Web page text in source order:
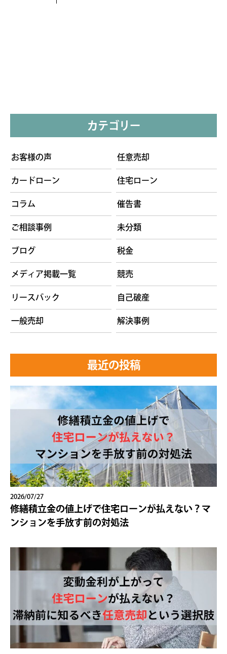
カテゴリー
お客様の声
カードローン
コラム
ご相談事例
ブログ
メディア掲載一覧
リースバック
一般売却
任意売却
住宅ローン
催告書
未分類
税金
競売
自己破産
解決事例
最近の投稿
2026/07/27
修繕積立金の値上げで住宅ローンが払えない？マ
ンションを手放す前の対処法